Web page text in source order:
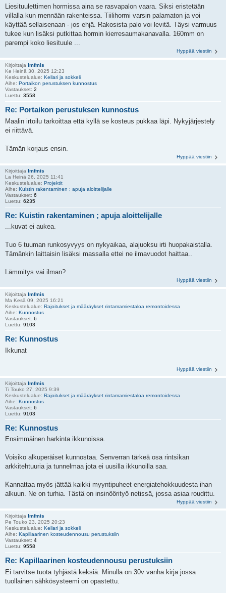
Liesituulettimen hormissa aina se rasvapalon vaara. Siksi eristetään
villalla kun mennään rakenteissa. Tiilihormi varsin palamaton ja voi
käyttää sellaisenaan - jos ehjä. Rakosista palo voi levitä. Täysi varmuus
tukee kun lisäksi putkittaa hormin kierresaumakanavalla. 160mm on
parempi koko liesituule ...
Hyppää viestiin
Kirjoittaja lmfmis
Ke Heinä 30, 2025 12:23
Keskustelualue: Kellari ja sokkeli
Aihe: Portaikon perustuksen kunnostus
Vastaukset: 2
Luettu: 3558
Re: Portaikon perustuksen kunnostus
Maalin irtoilu tarkoittaa että kyllä se kosteus pukkaa läpi. Nykyjärjestely
ei riittävä.
Tämän korjaus ensin.
Hyppää viestiin
Kirjoittaja lmfmis
La Heinä 26, 2025 11:41
Keskustelualue: Projektit
Aihe: Kuistin rakentaminen ; apuja aloittelijalle
Vastaukset: 6
Luettu: 6235
Re: Kuistin rakentaminen ; apuja aloittelijalle
...kuvat ei aukea.
Tuo 6 tuuman runkosyvyys on nykyaikaa, alajuoksu irti huopakaistalla.
Tämänkin laittaisin lisäksi massalla ettei ne ilmavuodot haittaa..
Lämmitys vai ilman?
Hyppää viestiin
Kirjoittaja lmfmis
Ma Kesä 09, 2025 16:21
Keskustelualue: Rajoitukset ja määräykset rintamamiestaloa remontoidessa
Aihe: Kunnostus
Vastaukset: 6
Luettu: 9103
Re: Kunnostus
Ikkunat
Hyppää viestiin
Kirjoittaja lmfmis
Ti Touko 27, 2025 9:39
Keskustelualue: Rajoitukset ja määräykset rintamamiestaloa remontoidessa
Aihe: Kunnostus
Vastaukset: 6
Luettu: 9103
Re: Kunnostus
Ensimmäinen harkinta ikkunoissa.
Voisiko alkuperäiset kunnostaa. Senverran tärkeä osa rintsikan
arkkitehtuuria ja tunnelmaa jota ei uusilla ikkunoilla saa.
Kannattaa myös jättää kaikki myyntipuheet energiatehokkuudesta ihan
alkuun. Ne on turhia. Tästä on insinöörityö netissä, jossa asiaa roudittu.
Hyppää viestiin
Kirjoittaja lmfmis
Pe Touko 23, 2025 20:23
Keskustelualue: Kellari ja sokkeli
Aihe: Kapillaarinen kosteudennousu perustuksiin
Vastaukset: 4
Luettu: 9558
Re: Kapillaarinen kosteudennousu perustuksiin
Ei tarvitse tuota tyhjästä keksiä. Minulla on 30v vanha kirja jossa
tuollainen sähkösysteemi on opastettu.